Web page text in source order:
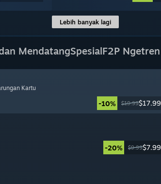
Lebih banyak lagi
MendatangSpesialF2P Ngetren
Kartu
-10% $19.99$17.99
-20% $9.99$7.99